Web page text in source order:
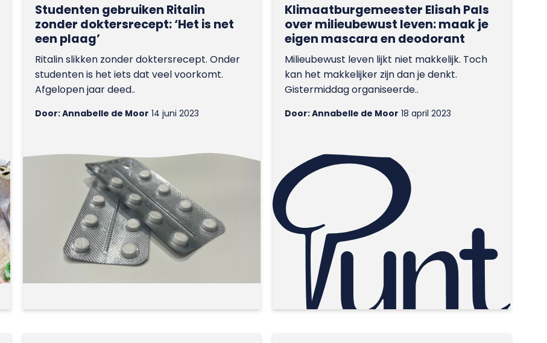
Studenten gebruiken Ritalin
zonder doktersrecept: ‘Het is net
een plaag’
Ritalin slikken zonder doktersrecept. Onder
studenten is het iets dat veel voorkomt.
Afgelopen jaar deed..
Door: Annabelle de Moor 14 juni 2023
Klimaatburgemeester Elisah Pals
over milieubewust leven: maak je
eigen mascara en deodorant
Milieubewust leven lijkt niet makkelijk. Toch
kan het makkelijker zijn dan je denkt.
Gistermiddag organiseerde..
Door: Annabelle de Moor 18 april 2023